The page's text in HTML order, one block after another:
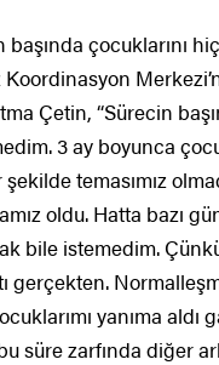
çocuklarını
Çetin, “Sürecin
3 ay boyunca
temasımız
oldu. Hatta bazı
bile istemedim.
gerçekten.
yanıma aldı
süre zarfında diğer